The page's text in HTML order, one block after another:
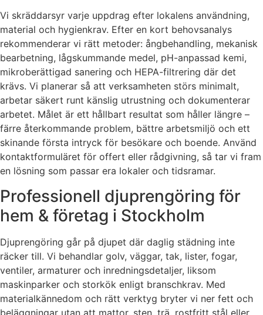
Vi skräddarsyr varje uppdrag efter lokalens användning,
material och hygienkrav. Efter en kort behovsanalys
rekommenderar vi rätt metoder: ångbehandling, mekanisk
bearbetning, lågskummande medel, pH-anpassad kemi,
mikroberättigad sanering och HEPA-filtrering där det
krävs. Vi planerar så att verksamheten störs minimalt,
arbetar säkert runt känslig utrustning och dokumenterar
arbetet. Målet är ett hållbart resultat som håller längre –
färre återkommande problem, bättre arbetsmiljö och ett
skinande första intryck för besökare och boende. Använd
kontaktformuläret för offert eller rådgivning, så tar vi fram
en lösning som passar era lokaler och tidsramar.
Professionell djuprengöring för
hem & företag i Stockholm
Djuprengöring går på djupet där daglig städning inte
räcker till. Vi behandlar golv, väggar, tak, lister, fogar,
ventiler, armaturer och inredningsdetaljer, liksom
maskinparker och storkök enligt branschkrav. Med
materialkännedom och rätt verktyg bryter vi ner fett och
beläggningar utan att mattor, sten, trä, rostfritt stål eller